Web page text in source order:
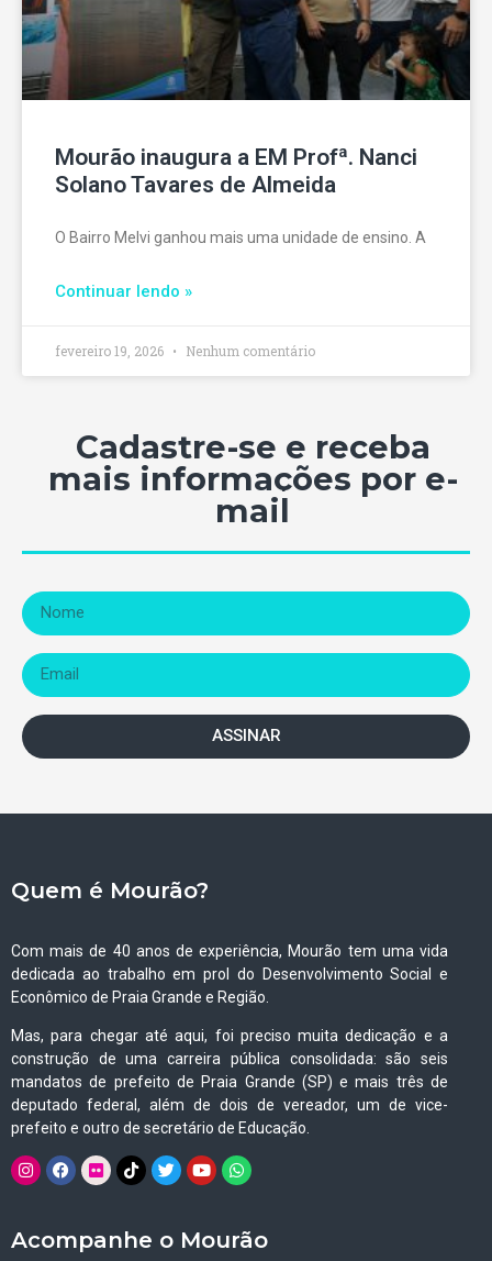
Mourão inaugura a EM Profª. Nanci
Solano Tavares de Almeida
O Bairro Melvi ganhou mais uma unidade de ensino. A
Continuar lendo »
fevereiro 19, 2026 Nenhum comentário
Cadastre-se e receba
mais informações por e-
mail
ASSINAR
Quem é Mourão?
Com mais de 40 anos de experiência, Mourão tem uma vida
dedicada ao trabalho em prol do Desenvolvimento Social e
Econômico de Praia Grande e Região.
Mas, para chegar até aqui, foi preciso muita dedicação e a
construção de uma carreira pública consolidada: são seis
mandatos de prefeito de Praia Grande (SP) e mais três de
deputado federal, além de dois de vereador, um de vice-
prefeito e outro de secretário de Educação.
Acompanhe o Mourão